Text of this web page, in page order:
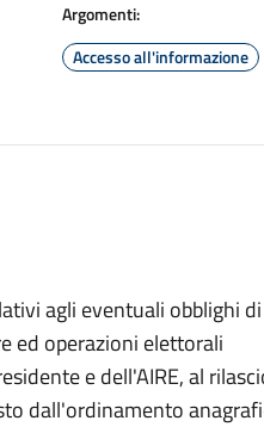
Argomenti:
Accesso all'informazione
agli eventuali obblighi
ed operazioni elettorali
e dell'AIRE, al
dall'ordinamento